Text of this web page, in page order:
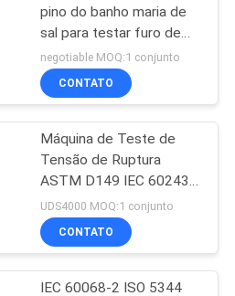
32
pino do banho maria de
sal para testar furo de
pino de fios esmaltados
negotiable MOQ:1 conjunto
CONTATO
Máquina de Teste de
Tensão de Ruptura
ASTM D149 IEC 60243
Equipamento de Teste
de Tensão de Ruptura de
Material Isolante
UDS4000 MOQ:1 conjunto
CONTATO
IEC 60068-2 ISO 5344